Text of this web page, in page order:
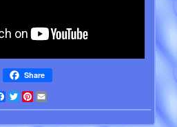
Share
Facebook
TwitterPinterest